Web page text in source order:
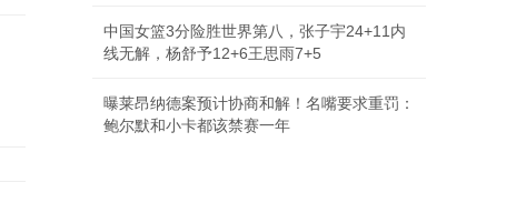
中国女篮3分险胜世界第八，张子宇24+11内
线无解，杨舒予12+6王思雨7+5
曝莱昂纳德案预计协商和解！名嘴要求重罚：
鲍尔默和小卡都该禁赛一年